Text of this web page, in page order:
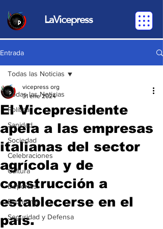
LaVicepress
Entrada
Todas las Noticias
Política
Sanidad
Sociedad
Celebraciones
Cultura
Deportes
Economia
Seguridad y Defensa
Todas las Noticias
El Vicepresidente
apela a las empresas
italianas del sector
agrícola y de
construcción a
establecerse en el
país.
vicepress org
31 ene 2024